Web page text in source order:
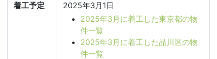
着工予定
2025年3月1日
2025年3月に着工した東京都の物
件一覧
2025年3月に着工した品川区の物
件一覧